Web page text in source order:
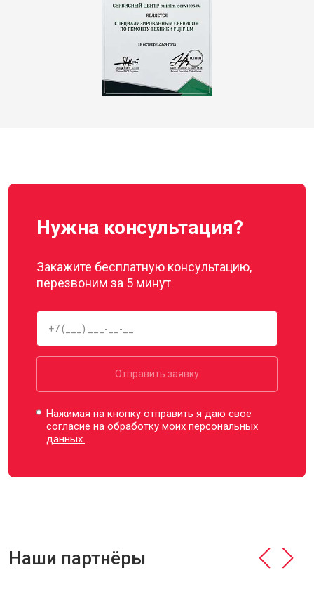
Нужна консультация?
Закажите бесплатную консультацию,
перезвоним за 5 минут
Отправить заявку
Нажимая на кнопку отправить я даю свое
согласие на обработку моихперсональных
данных.
Наши партнёры